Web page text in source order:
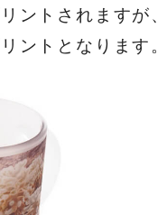
ントされますが
ントとなります